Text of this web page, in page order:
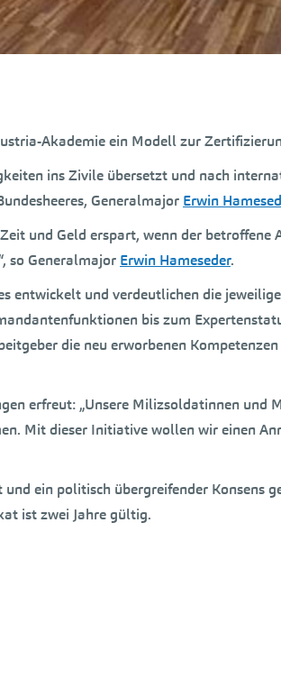
Akademie ein Modell zur
ins Zivile übersetzt und nach
Generalmajor Erwin
und Geld erspart, wenn der
so Generalmajor Erwin Hameseder.
entwickelt und verdeutlichen die
bis zum
die neu erworbenen
erfreut: „Unsere Milizsoldatinnen
Mit dieser Initiative wollen wir einen
ein politisch übergreifender Konsens
ist zwei Jahre gültig.